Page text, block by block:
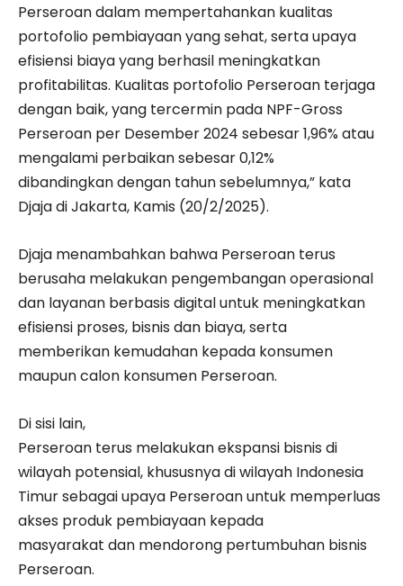
Perseroan dalam mempertahankan kualitas
portofolio pembiayaan yang sehat, serta upaya
efisiensi biaya yang berhasil meningkatkan
profitabilitas. Kualitas portofolio Perseroan terjaga
dengan baik, yang tercermin pada NPF-Gross
Perseroan per Desember 2024 sebesar 1,96% atau
mengalami perbaikan sebesar 0,12%
dibandingkan dengan tahun sebelumnya,” kata
Djaja di Jakarta, Kamis (20/2/2025).
Djaja menambahkan bahwa Perseroan terus
berusaha melakukan pengembangan operasional
dan layanan berbasis digital untuk meningkatkan
efisiensi proses, bisnis dan biaya, serta
memberikan kemudahan kepada konsumen
maupun calon konsumen Perseroan.
Di sisi lain,
Perseroan terus melakukan ekspansi bisnis di
wilayah potensial, khususnya di wilayah Indonesia
Timur sebagai upaya Perseroan untuk memperluas
akses produk pembiayaan kepada
masyarakat dan mendorong pertumbuhan bisnis
Perseroan.